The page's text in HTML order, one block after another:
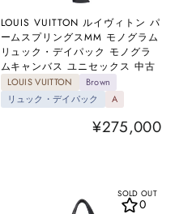
LOUIS VUITTON ルイヴィトン パ
ームスプリングスMM モノグラム
リュック・デイパック モノグラ
ムキャンバス ユニセックス 中古
LOUIS VUITTON
Brown
リュック・デイパック
A
¥275,000
SOLD OUT
0